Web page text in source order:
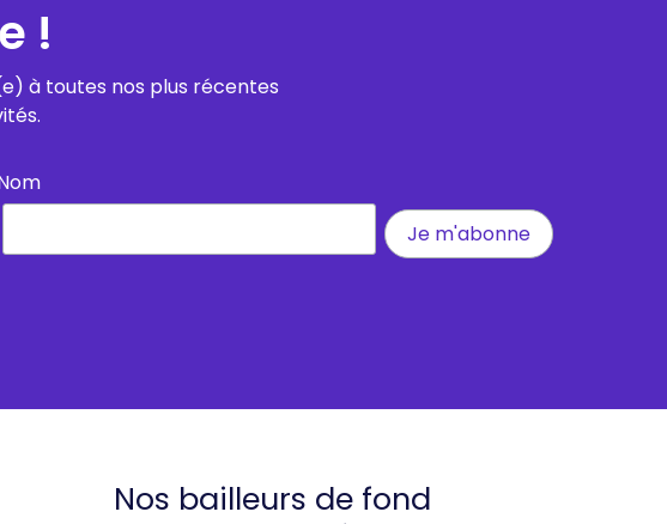
!
à toutes nos plus récentes
Nos bailleurs de fond